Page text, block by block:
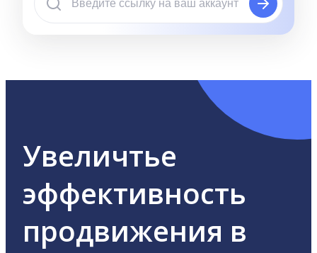
Увеличтье
эффективность
продвижения в